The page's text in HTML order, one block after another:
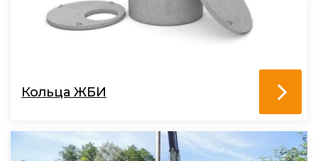
Кольца ЖБИ